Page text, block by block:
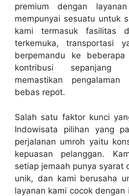
premium dengan
mempunyai sesuatu untuk
kami termasuk fasilitas
terkemuka, transportasi
berpemandu ke
kontribusi sepanjang
memastikan
bebas repot.
Salah satu faktor kunci
Indowisata pilihan yang
perjalanan umroh yaitu
kepuasan pelanggan.
setiap jemaah punya syarat
unik, dan kami berusaha
layanan kami cocok